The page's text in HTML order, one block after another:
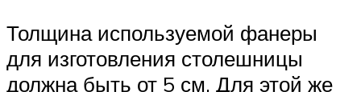
Толщина используемой фанеры
для изготовления столешницы
должна быть от 5 см. Для этой же